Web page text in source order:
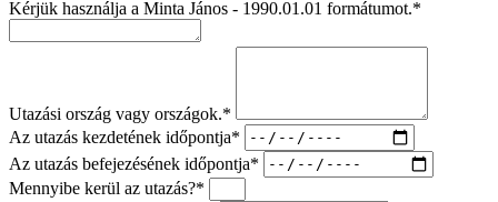
Kérjük használja a Minta János - 1990.01.01 formátumot.*
Utazási ország vagy országok.*
Az utazás kezdetének időpontja*
Az utazás befejezésének időpontja*
Mennyibe kerül az utazás?*